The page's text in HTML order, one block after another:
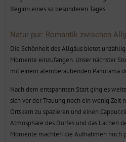
Die Schönheit des Allgäus bietet
Momente einzufangen. Unser nächster
mit einem atemberaubenden Panorama
Nach dem entspannten Start ging es
sich vor der Trauung noch ein wenig Zeit
Ortskern zu spazieren und einen
Atmosphäre des Dorfes und das Lachen
Momente machten die Aufnahmen noch